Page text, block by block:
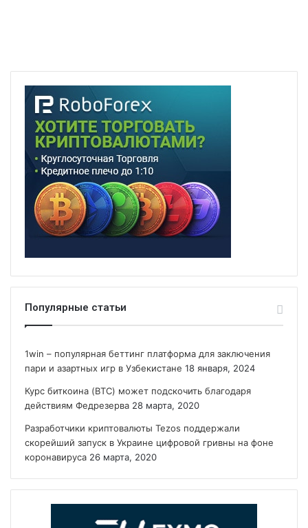
Популярные статьи
1win – популярная беттинг платформа для заключения
пари и азартных игр в Узбекистане 18 января, 2024
Курс биткоина (BTC) может подскочить благодаря
действиям Федрезерва 28 марта, 2020
Разработчики криптовалюты Tezos поддержали
скорейший запуск в Украине цифровой гривны на фоне
коронавируса 26 марта, 2020